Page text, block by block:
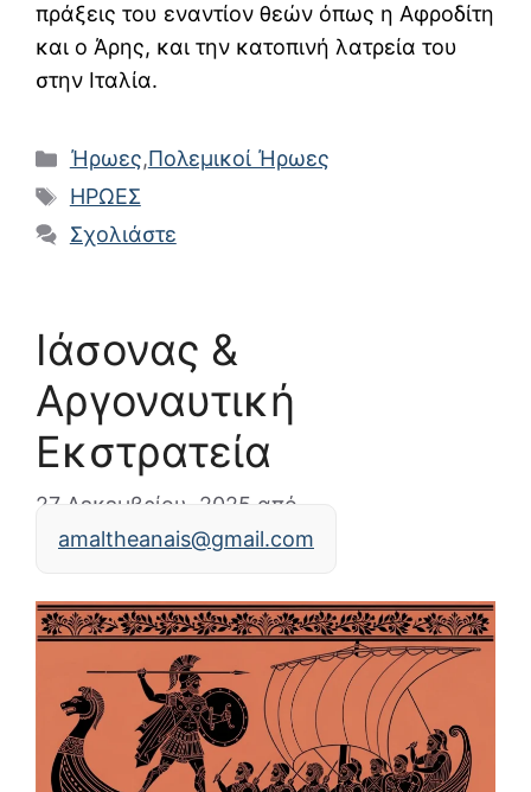
πράξεις του εναντίον θεών όπως η Αφροδίτη
και ο Άρης, και την κατοπινή λατρεία του
στην Ιταλία.
Κατηγορίες
Ήρωες,Πολεμικοί Ήρωες
Ετικέτες
ΗΡΩΕΣ
Σχολιάστε
Ιάσονας &
Αργοναυτική
Εκστρατεία
27 Δεκεμβρίου, 2025 από
amaltheanais@gmail.com